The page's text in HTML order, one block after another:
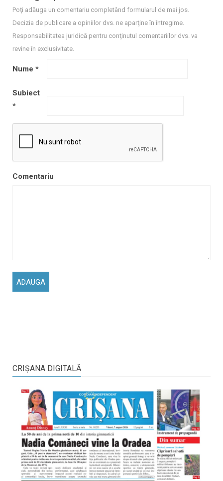
Poţi adăuga un comentariu completând formularul de mai jos.
Decizia de publicare a opiniilor dvs. ne aparţine în întregime.
Responsabilitatea juridică pentru conţinutul comentariilor dvs. va
revine în exclusivitate.
Nume *
Subiect
*
Comentariu
CRIŞANA DIGITALĂ